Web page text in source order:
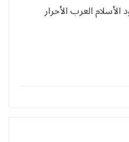
العرب الأحرار